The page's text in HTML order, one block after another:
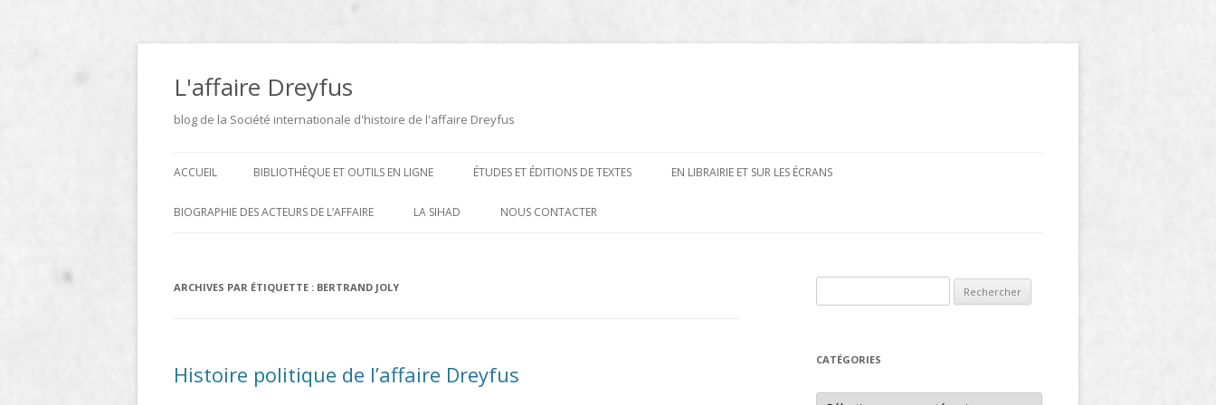
Aller
contenu
L'affaire Dreyfus
blog de la Société internationale d'histoire de l'affaire Dreyfus
ACCUEIL BIBLIOTHÈQUE ET OUTILS EN LIGNE
ARCHIVES
PRESSE
ICONOTHÈQUE
L’AFFAIRE DREYFUS AU CINÉMA
PARLEMENTAIRES FRANÇAIS DE
ÉTUDES ET ÉDITIONS DE TEXTES
ÉDITIONS DE TEXTES
EN LIBRAIRIE ET SUR LES ÉCRANS
BIOGRAPHIE DES ACTEURS DE L’AFFAIRE
DREYFUS
LA SIHAD NOUS CONTACTER
ARCHIVES PAR ÉTIQUETTE : BERTRAND JOLY
Histoire politique de l’affaire Dreyfus
CATÉGORIES
Catégories